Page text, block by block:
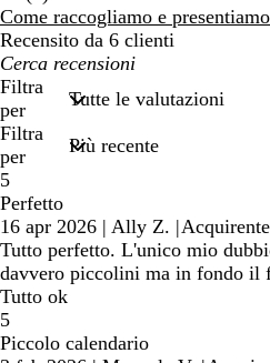
recensioni
Come raccogliamo e
Recensito da 6 clienti
I
miei
termini
di
ricerca
Filtra
per
Filtra
per
5
Perfetto
16 apr 2026 | Ally Z. |
Tutto perfetto. L'unico mio
davvero piccolini ma in fondo il
Tutto ok
5
Piccolo calendario